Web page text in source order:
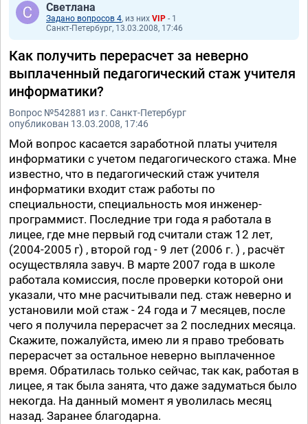
Светлана
Задано вопросов 4, из них VIP - 1
Санкт-Петербург, 13.03.2008, 17:46
Как получить перерасчет за неверно
выплаченный педагогический стаж учителя
информатики?
Вопрос №542881 из г. Санкт-Петербург
опубликован 13.03.2008, 17:46
Мой вопрос касается заработной платы учителя
информатики с учетом педагогического стажа. Мне
известно, что в педагогический стаж учителя
информатики входит стаж работы по
специальности, специальность моя инженер-
программист. Последние три года я работала в
лицее, где мне первый год считали стаж 12 лет,
(2004-2005 г) , второй год - 9 лет (2006 г. ) , расчёт
осуществляла завуч. В марте 2007 года в школе
работала комиссия, после проверки которой они
указали, что мне расчитывали пед. стаж неверно и
установили мой стаж - 24 года и 7 месяцев, после
чего я получила перерасчет за 2 последних месяца.
Скажите, пожалуйста, имею ли я право требовать
перерасчет за остальное неверно выплаченное
время. Обратилась только сейчас, так как, работая в
лицее, я так была занята, что даже задуматься было
некогда. На данный момент я уволилась месяц
назад. Заранее благодарна.